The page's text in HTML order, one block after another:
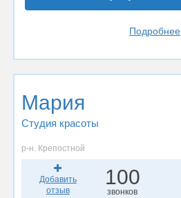
Подробнее
Maрия
Студия красоты
р-н. Крепостной
Добавить
отзыв
100
звонков